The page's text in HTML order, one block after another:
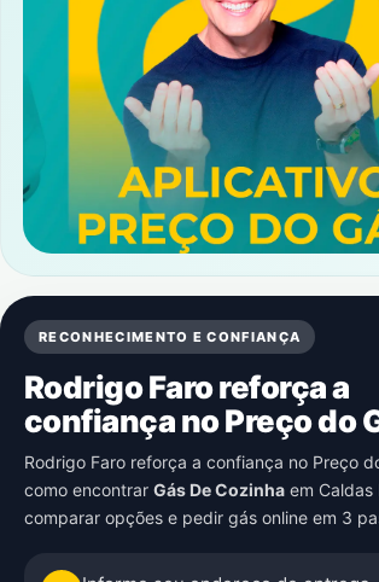
RECONHECIMENTO E CONFIANÇA
Rodrigo Faro reforça a
confiança no Preço do
Rodrigo Faro reforça a confiança no Preço
como encontrar Gás De Cozinha em Caldas
comparar opções e pedir gás online em 3